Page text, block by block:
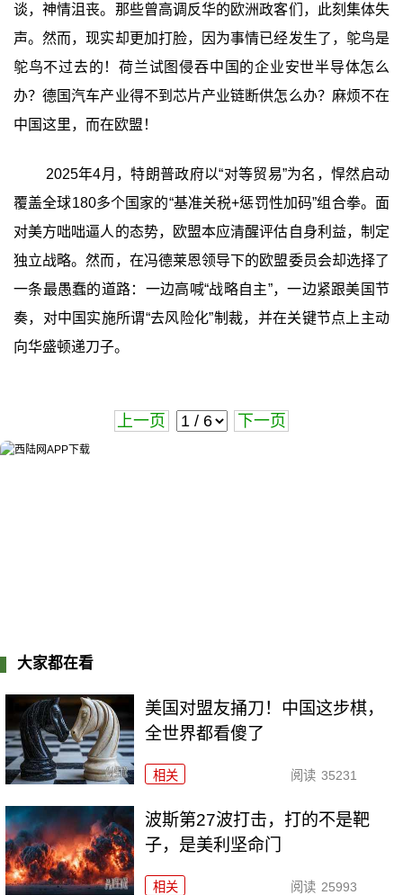
谈，神情沮丧。那些曾高调反华的欧洲政客们，此刻集体失
声。然而，现实却更加打脸，因为事情已经发生了，鸵鸟是
鸵鸟不过去的！荷兰试图侵吞中国的企业安世半导体怎么
办？德国汽车产业得不到芯片产业链断供怎么办？麻烦不在
中国这里，而在欧盟！
2025年4月，特朗普政府以“对等贸易”为名，悍然启动
覆盖全球180多个国家的“基准关税+惩罚性加码”组合拳。面
对美方咄咄逼人的态势，欧盟本应清醒评估自身利益，制定
独立战略。然而，在冯德莱恩领导下的欧盟委员会却选择了
一条最愚蠢的道路：一边高喊“战略自主”，一边紧跟美国节
奏，对中国实施所谓“去风险化”制裁，并在关键节点上主动
向华盛顿递刀子。
上一页 下一页
大家都在看
美国对盟友捅刀！中国这步棋，
全世界都看傻了
相关 阅读 35231
波斯第27波打击，打的不是靶
子，是美利坚命门
相关 阅读 25993